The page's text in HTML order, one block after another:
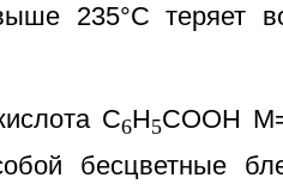
235°С теряет
С6Н5СООН
бесцветные